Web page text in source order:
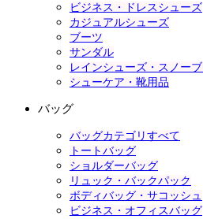
ビジネス・ドレスシューズ
カジュアルシューズ
ブーツ
サンダル
レインシューズ・スノー
シューケア・靴用品
バッグ
バッグカテゴリすべて
トートバッグ
ショルダーバッグ
リュック・バックパック
ボディバッグ・サコッシュ
ビジネス・オフィスバッグ